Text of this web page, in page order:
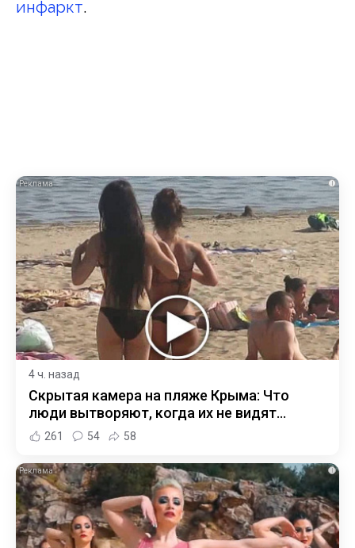
инфаркт.
i
4 ч. назад
Скрытая камера на пляже Крыма: Что
люди вытворяют, когда их не видят...
261 54 58
i